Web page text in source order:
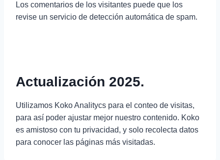
Los comentarios de los visitantes puede que los
revise un servicio de detección automática de spam.
Actualización 2025.
Utilizamos Koko Analitycs para el conteo de visitas,
para así poder ajustar mejor nuestro contenido. Koko
es amistoso con tu privacidad, y solo recolecta datos
para conocer las páginas más visitadas.